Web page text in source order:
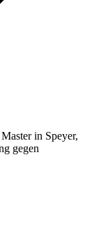
in Speyer,
gegen